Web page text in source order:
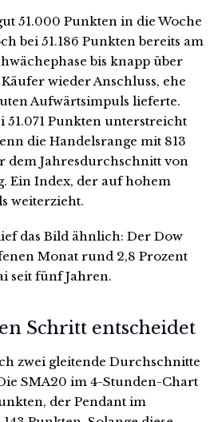
51.000 Punkten in die Woche
bei 51.186 Punkten bereits am
bis knapp über
wieder Anschluss, ehe
Aufwärtsimpuls lieferte.
51.071 Punkten unterstreicht
die Handelsrange mit 813
dem Jahresdurchschnitt von
Ein Index, der auf hohem
weiterzieht.
das Bild ähnlich: Der Dow
Monat rund 2,8 Prozent
seit fünf Jahren.
Schritt entscheidet
zwei gleitende Durchschnitte
SMA20 im 4-Stunden-Chart
der Pendant im